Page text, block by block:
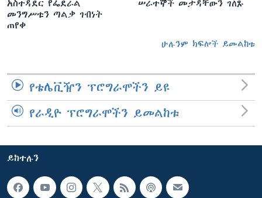
አስተዳደር የፌደራል
መንግሥቱን ጣልቃ ገብነት
ጠየቀ
ሠራተኞች መታዳቸውን ገለጹ
ሁሉንም ክፍሎች ይመልከቱ
የቴሌቪዥን ፕሮግራሞችን ይዩ
የራዲዮ ፕሮግራሞችን ይመልከቱ
ይከተሉን